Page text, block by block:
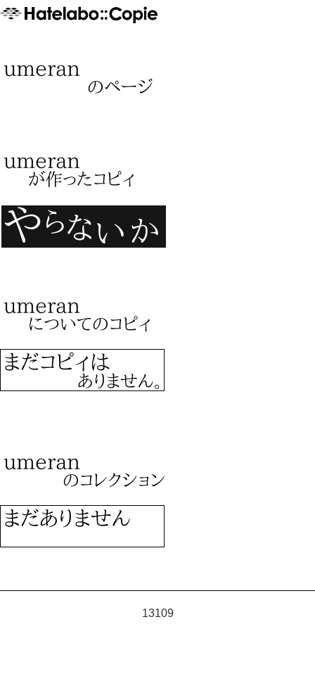
13109